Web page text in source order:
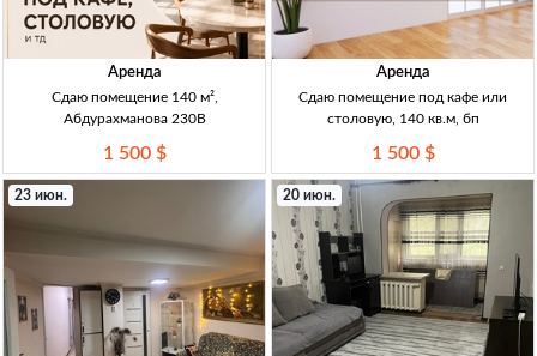
Аренда
Сдаю помещение 140 м²,
Абдурахманова 230В
1 500 $
Аренда
Сдаю помещение под кафе или
столовую, 140 кв.м, бп
1 500 $
23 июн. 20 июн.